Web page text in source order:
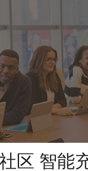
区 智能